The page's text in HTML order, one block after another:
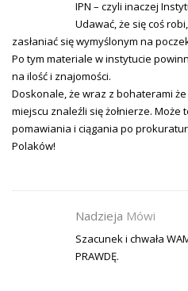
IPN – czyli inaczej
Udawać, że się coś
zasłaniać się wymyślonym na
Po tym materiale w instytucie
na ilość i znajomości.
Doskonale, że wraz z bohaterami
miejscu znaleźli się żołnierze.
pomawiania i ciągania po
Polaków!
Nadzieja Mówi
Szacunek i chwała
PRAWDĘ.